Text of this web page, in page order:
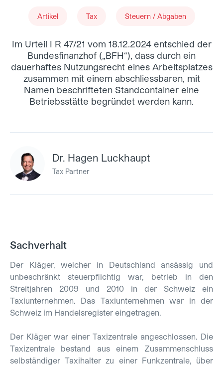
Artikel Tax Steuern / Abgaben
Im Urteil I R 47/21 vom 18.12.2024 entschied der
Bundesfinanzhof („BFH“), dass durch ein
dauerhaftes Nutzungsrecht eines Arbeitsplatzes
zusammen mit einem abschliessbaren, mit
Namen beschrifteten Standcontainer eine
Betriebsstätte begründet werden kann.
Dr. Hagen Luckhaupt
Tax Partner
Sachverhalt
Der Kläger, welcher in Deutschland ansässig und
unbeschränkt steuerpflichtig war, betrieb in den
Streitjahren 2009 und 2010 in der Schweiz ein
Taxiunternehmen. Das Taxiunternehmen war in der
Schweiz im Handelsregister eingetragen.
Der Kläger war einer Taxizentrale angeschlossen. Die
Taxizentrale bestand aus einem Zusammenschluss
selbständiger Taxihalter zu einer Funkzentrale, über